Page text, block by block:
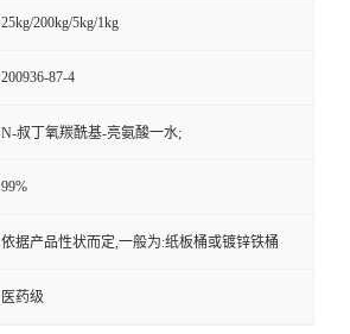
25kg/200kg/5kg/1kg
200936-87-4
N-叔丁氧羰酰基-亮氨酸一水;
99%
依据产品性状而定,一般为:纸板桶或镀锌铁桶
医药级